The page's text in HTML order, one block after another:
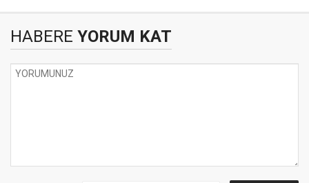
HABERE YORUM KAT